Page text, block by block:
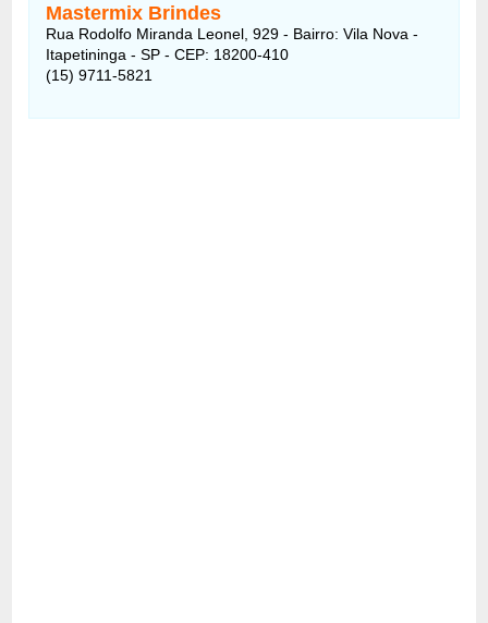
Mastermix Brindes
Rua Rodolfo Miranda Leonel, 929 - Bairro: Vila Nova -
Itapetininga - SP - CEP: 18200-410
(15) 9711-5821